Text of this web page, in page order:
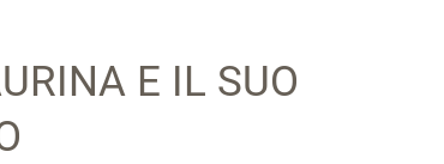
E IL SUO